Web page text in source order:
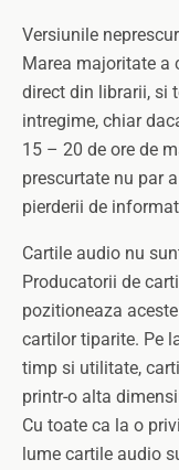
Versiunile
Marea majoritate a
direct din librarii, si
intregime, chiar
15 – 20 de ore de
prescurtate nu par
pierderii de
Cartile audio nu
Producatorii de
pozitioneaza
cartilor tiparite. Pe
timp si utilitate,
printr-o alta
Cu toate ca la o
lume cartile audio